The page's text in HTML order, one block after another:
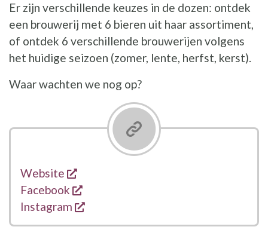
Er zijn verschillende keuzes in de dozen: ontdek
een brouwerij met 6 bieren uit haar assortiment,
of ontdek 6 verschillende brouwerijen volgens
het huidige seizoen (zomer, lente, herfst, kerst).
Waar wachten we nog op?
Links
Website
opent een nieuw venster
Facebook
opent een nieuw venster
Instagram
opent een nieuw venster